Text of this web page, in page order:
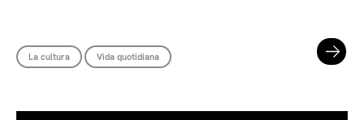
La cultura Vida quotidiana